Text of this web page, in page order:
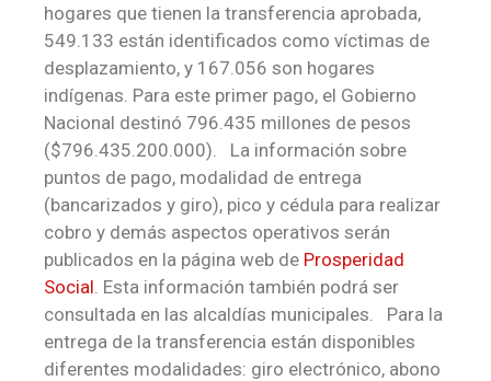
hogares que tienen la transferencia aprobada,
549.133 están identificados como víctimas de
desplazamiento, y 167.056 son hogares
indígenas. Para este primer pago, el Gobierno
Nacional destinó 796.435 millones de pesos
($796.435.200.000). La información sobre
puntos de pago, modalidad de entrega
(bancarizados y giro), pico y cédula para realizar
cobro y demás aspectos operativos serán
publicados en la página web de Prosperidad
Social . Esta información también podrá ser
consultada en las alcaldías municipales. Para la
entrega de la transferencia están disponibles
diferentes modalidades: giro electrónico, abono